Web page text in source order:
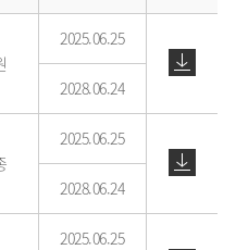
2025.06.25
2028.06.24
2025.06.25
2028.06.24
2025.06.25